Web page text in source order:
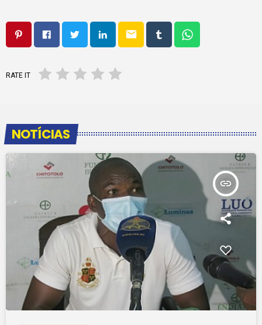
email
RATE IT
NOTÍCIAS
insert_link